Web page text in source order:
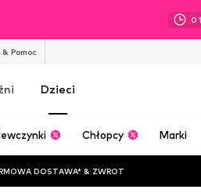
01
Pomoc
Dzieci
Chłopcy Marki
DOSTAWA* & ZWROT